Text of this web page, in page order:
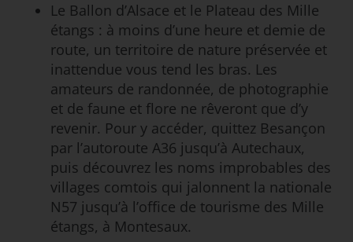
Le Ballon d’Alsace et le Plateau des Mille
étangs : à moins d’une heure et demie de
route, un territoire de nature préservée et
inattendue vous tend les bras. Les
amateurs de randonnée, de photographie
et de faune et flore ne rêveront que d’y
revenir. Pour y accéder, quittez Besançon
par l’autoroute A36 jusqu’à Autechaux,
puis découvrez les noms improbables des
villages comtois qui jalonnent la nationale
N57 jusqu’à l’office de tourisme des Mille
étangs, à Montesaux.